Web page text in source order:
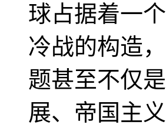
球占据着一
冷战的构造
题甚至不仅
展、帝国主